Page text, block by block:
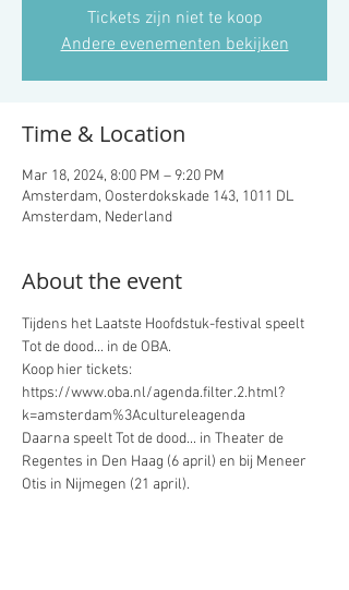
Tickets zijn niet te koop
Andere evenementen bekijken
Time & Location
Mar 18, 2024, 8:00 PM – 9:20 PM
Amsterdam, Oosterdokskade 143, 1011 DL
Amsterdam, Nederland
About the event
Tijdens het Laatste Hoofdstuk-festival speelt
Tot de dood... in de OBA.
Koop hier tickets:
https://www.oba.nl/agenda.filter.2.html?
k=amsterdam%3Acultureleagenda
Daarna speelt Tot de dood... in Theater de
Regentes in Den Haag (6 april) en bij Meneer
Otis in Nijmegen (21 april).